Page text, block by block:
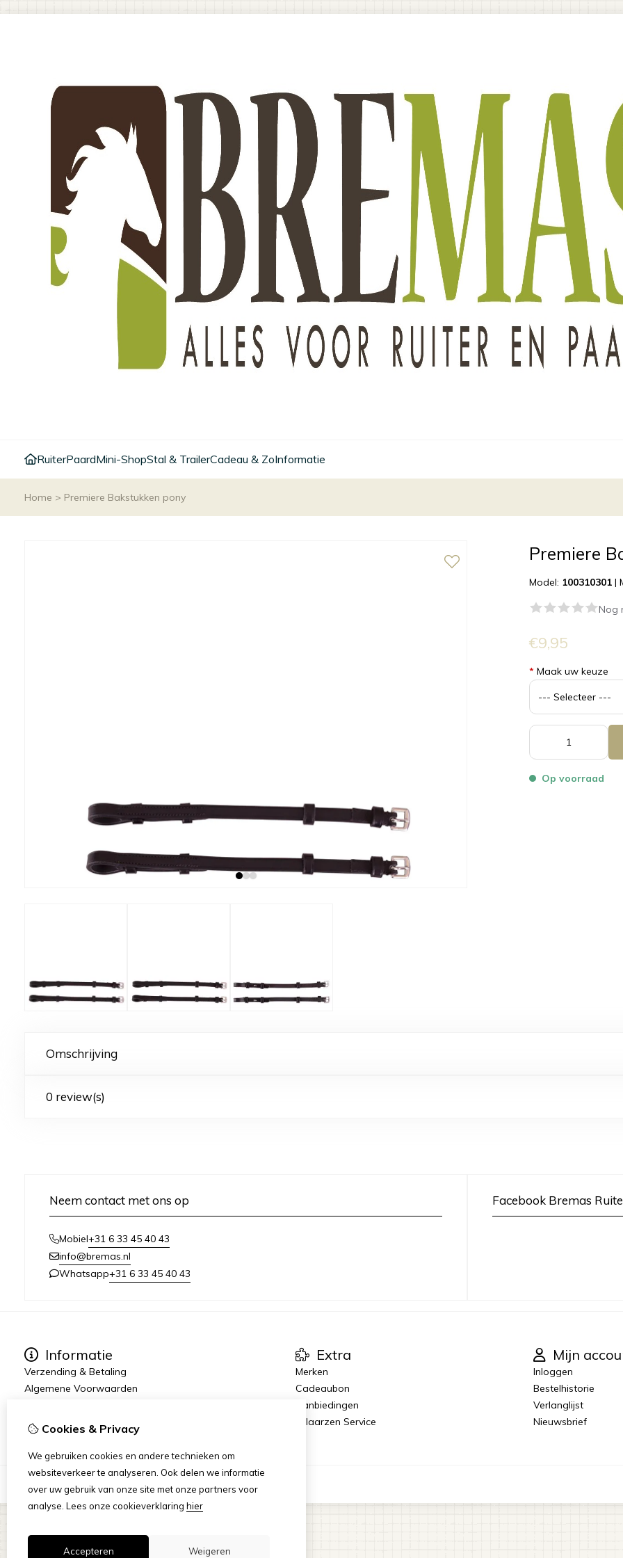
RuiterPaardMini-ShopStal & TrailerCadeau & ZoInformatie
Home > Premiere Bakstukken pony
Premiere
Model: 100310301 |
Nog
€9,95
* Maak uw keuze
Op voorraad
Omschrijving
0 review(s)
Neem contact met ons op
Mobiel+31 6 33 45 40 43
info@bremas.nl
Whatsapp+31 6 33 45 40 43
Facebook Bremas
Informatie
Verzending & Betaling
Algemene Voorwaarden
Extra
Merken
Cadeaubon
Aanbiedingen
Rijlaarzen Service
Mijn
Inloggen
Bestelhistorie
Verlanglijst
Nieuwsbrief
Cookies & Privacy
We gebruiken cookies en andere technieken om
websiteverkeer te analyseren. Ook delen we informatie
over uw gebruik van onze site met onze partners voor
analyse. Lees onze cookieverklaring hier
Accepteren Weigeren